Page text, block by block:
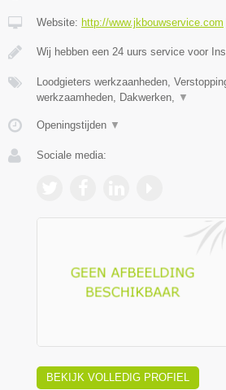
Website: http://www.jkbouwservice.com
Wij hebben een 24 uurs service voor
Loodgieters werkzaanheden,
werkzaamheden, Dakwerken, ▼
Openingstijden ▼
Sociale media:
BEKIJK VOLLEDIG PROFIEL